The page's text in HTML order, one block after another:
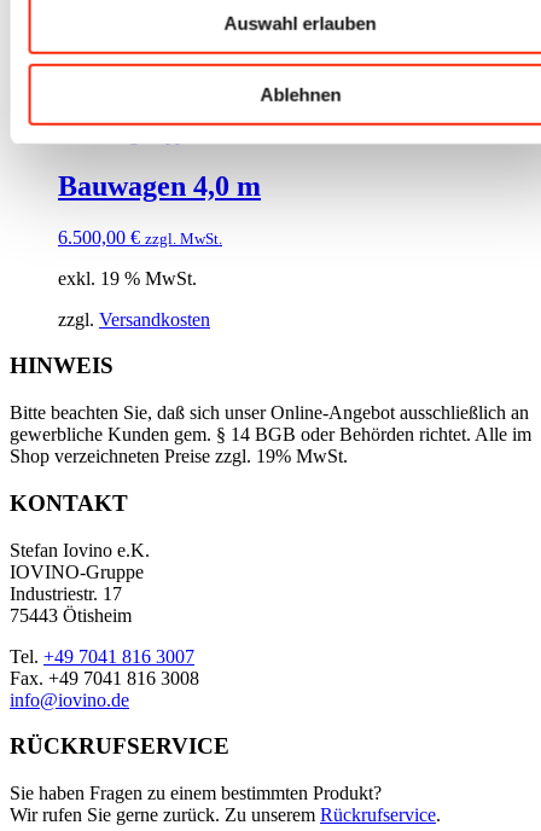
Auswahl erlauben
Ablehnen
exkl. 19 % MwSt.
Bauwagen 4,0 m
6.500,00 € zzgl. MwSt.
exkl. 19 % MwSt.
zzgl. Versandkosten
HINWEIS
Bitte beachten Sie, daß sich unser Online-Angebot ausschließlich an
gewerbliche Kunden gem. § 14 BGB oder Behörden richtet. Alle im
Shop verzeichneten Preise zzgl. 19% MwSt.
KONTAKT
Stefan Iovino e.K.
IOVINO-Gruppe
Industriestr. 17
75443 Ötisheim
Tel. +49 7041 816 3007
Fax. +49 7041 816 3008
info@iovino.de
RÜCKRUFSERVICE
Sie haben Fragen zu einem bestimmten Produkt?
Wir rufen Sie gerne zurück. Zu unserem Rückrufservice.